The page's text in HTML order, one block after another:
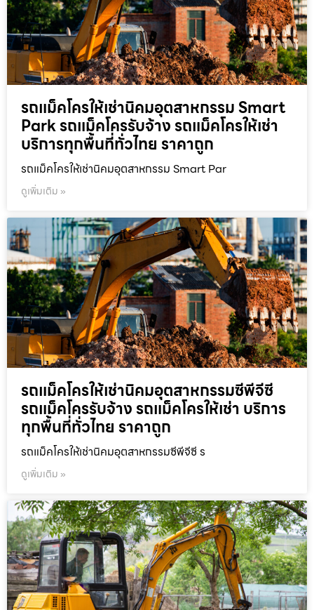
รถแม็คโครให้เช่านิคมอุตสาหกรรม Smart
Park รถแม็คโครรับจ้าง รถแม็คโครให้เช่า
บริการทุกพื้นที่ทั่วไทย ราคาถูก
รถแม็คโครให้เช่านิคมอุตสาหกรรม Smart Par
ดูเพิ่มเติม »
รถแม็คโครให้เช่านิคมอุตสาหกรรมซีพีจีซี
รถแม็คโครรับจ้าง รถแม็คโครให้เช่า บริการ
ทุกพื้นที่ทั่วไทย ราคาถูก
รถแม็คโครให้เช่านิคมอุตสาหกรรมซีพีจีซี ร
ดูเพิ่มเติม »